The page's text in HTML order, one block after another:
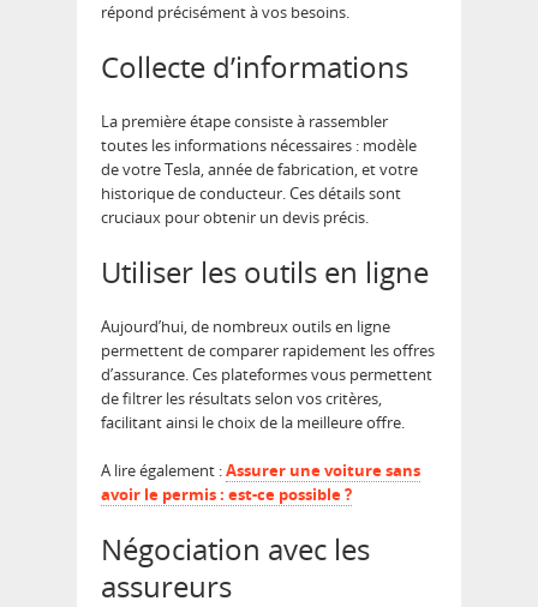
répond précisément à vos besoins.
Collecte d’informations
La première étape consiste à rassembler
toutes les informations nécessaires : modèle
de votre Tesla, année de fabrication, et votre
historique de conducteur. Ces détails sont
cruciaux pour obtenir un devis précis.
Utiliser les outils en ligne
Aujourd’hui, de nombreux outils en ligne
permettent de comparer rapidement les offres
d’assurance. Ces plateformes vous permettent
de filtrer les résultats selon vos critères,
facilitant ainsi le choix de la meilleure offre.
A lire également :Assurer une voiture sans
avoir le permis : est-ce possible ?
Négociation avec les
assureurs